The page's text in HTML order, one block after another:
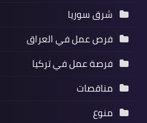
شرق سوريا
فرص عمل في العراق
فرصة عمل في تركيا
مناقصات
منوع